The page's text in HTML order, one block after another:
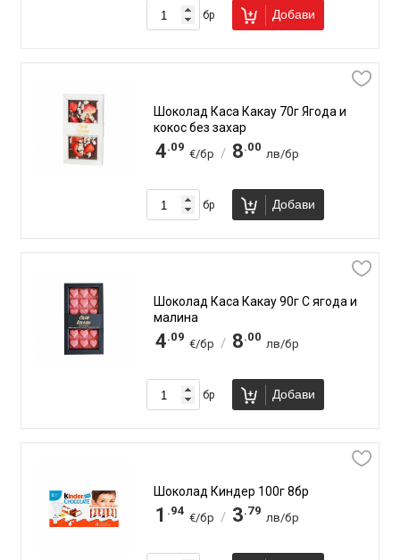
бр Добави
Шоколад Каса Какау 70г Ягода и
кокос без захар
4.09
€/бр / 8.00
лв/бр
бр Добави
Шоколад Каса Какау 90г С ягода и
малина
4.09
€/бр / 8.00
лв/бр
бр Добави
Шоколад Киндер 100г 8бр
1 .94
€/бр / 3.79
лв/бр